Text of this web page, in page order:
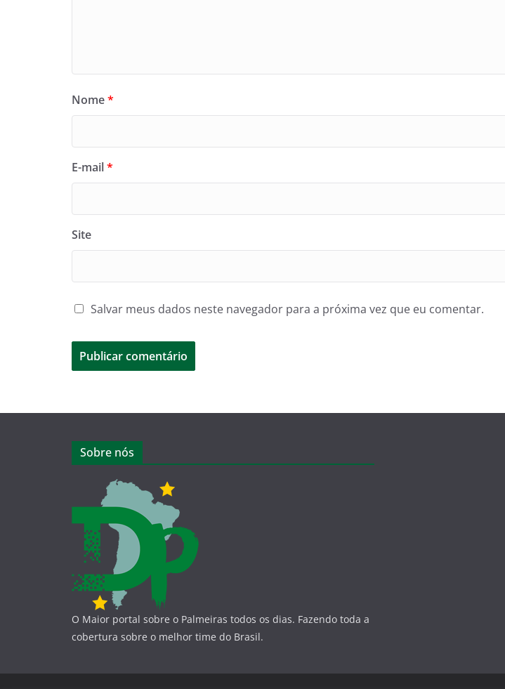
Nome*
E-mail*
Site
Salvar meus dados neste navegador para a próxima vez que eu comentar.
Sobre nós
O Maior portal sobre o Palmeiras todos os dias. Fazendo toda a
cobertura sobre o melhor time do Brasil.